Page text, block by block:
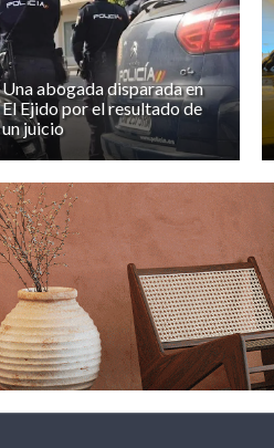
Una abogada disparada en
El Ejido por el resultado de
un juicio